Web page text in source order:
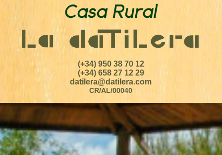
(+34) 950 38 70 12
(+34) 658 27 12 29
datilera@datilera.com
CR/AL/00040